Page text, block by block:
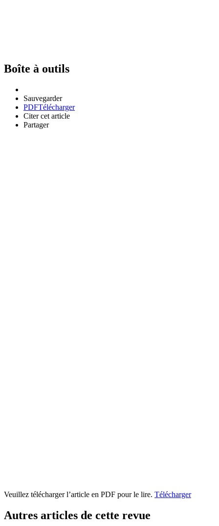
Boîte à outils
Sauvegarder
PDFTélécharger
Citer cet article
Partager
Veuillez télécharger l’article en PDF pour le lire. Télécharger
Autres articles de cette revue